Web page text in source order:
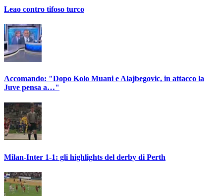
Leao contro tifoso turco
Accomando: "Dopo Kolo Muani e Alajbegovic, in attacco la
Juve pensa a…"
Milan-Inter 1-1: gli highlights del derby di Perth